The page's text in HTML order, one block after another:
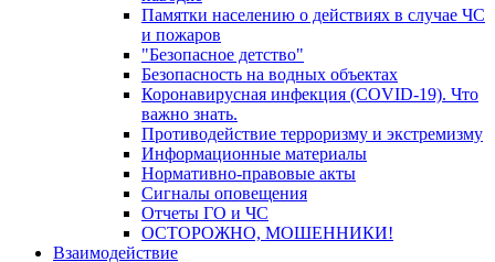
Памятки населению о действиях в случае ЧС
и пожаров
"Безопасное детство"
Безопасность на водных объектах
Коронавирусная инфекция (COVID-19). Что
важно знать.
Противодействие терроризму и экстремизму
Информационные материалы
Нормативно-правовые акты
Сигналы оповещения
Отчеты ГО и ЧС
ОСТОРОЖНО, МОШЕННИКИ!
Взаимодействие